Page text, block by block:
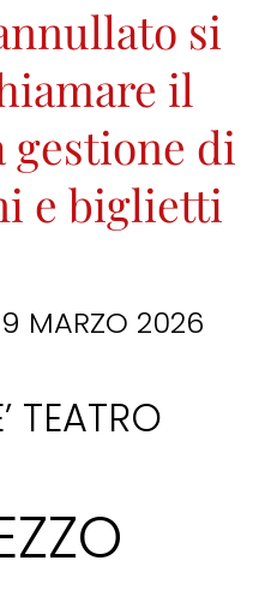
si
il
gestione di
e biglietti
MARZO 2026
TEATRO